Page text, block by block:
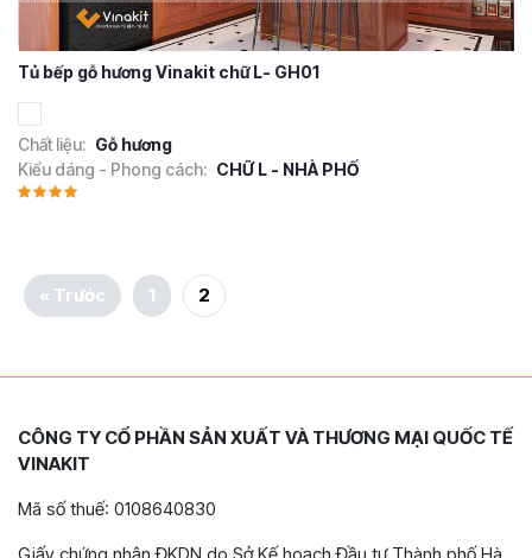
Tủ bếp gỗ hương Vinakit chữ L- GH01
Chất liệu: Gỗ hương
Kiểu dáng - Phong cách: CHỮ L - NHÀ PHỐ
« Trước 1 2
CÔNG TY CỔ PHẦN SẢN XUẤT VÀ THƯƠNG MẠI QUỐC TẾ
VINAKIT
Mã số thuế: 0108640830